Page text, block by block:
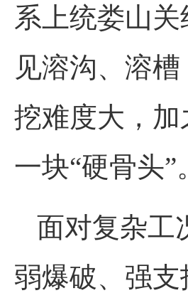
系上统娄山
见溶沟、溶
挖难度大，
一块“硬骨头”
面对复杂工
弱爆破、强